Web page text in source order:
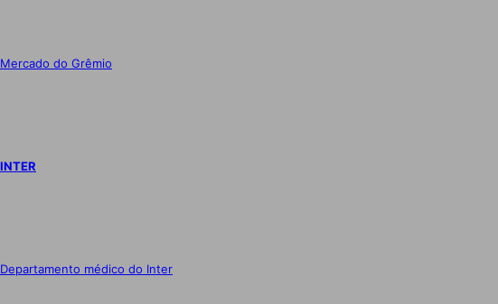
Mercado do Grêmio
INTER
Departamento médico do Inter